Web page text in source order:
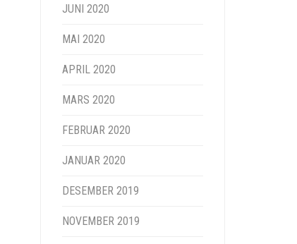
JUNI 2020
MAI 2020
APRIL 2020
MARS 2020
FEBRUAR 2020
JANUAR 2020
DESEMBER 2019
NOVEMBER 2019